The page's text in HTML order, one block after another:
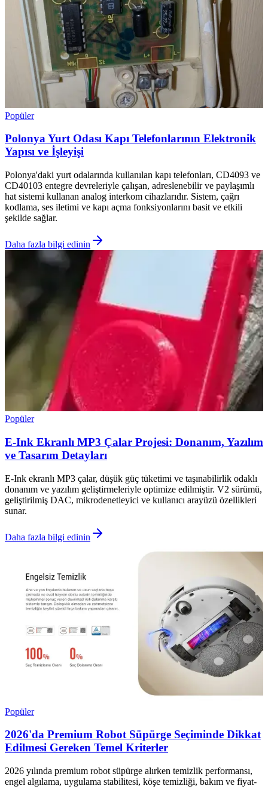
Popüler
Polonya Yurt Odası Kapı Telefonlarının Elektronik
Yapısı ve İşleyişi
Polonya'daki yurt odalarında kullanılan kapı telefonları, CD4093 ve
CD40103 entegre devreleriyle çalışan, adreslenebilir ve paylaşımlı
hat sistemi kullanan analog interkom cihazlarıdır. Sistem, çağrı
kodlama, ses iletimi ve kapı açma fonksiyonlarını basit ve etkili
şekilde sağlar.
Daha fazla bilgi edinin
Popüler
E-Ink Ekranlı MP3 Çalar Projesi: Donanım, Yazılım
ve Tasarım Detayları
E-Ink ekranlı MP3 çalar, düşük güç tüketimi ve taşınabilirlik odaklı
donanım ve yazılım geliştirmeleriyle optimize edilmiştir. V2 sürümü,
geliştirilmiş DAC, mikrodenetleyici ve kullanıcı arayüzü özellikleri
sunar.
Daha fazla bilgi edinin
Popüler
2026'da Premium Robot Süpürge Seçiminde Dikkat
Edilmesi Gereken Temel Kriterler
2026 yılında premium robot süpürge alırken temizlik performansı,
engel algılama, uygulama stabilitesi, köşe temizliği, bakım ve fiyat-